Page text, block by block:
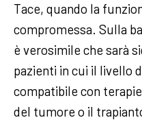
Tace, quando la
compromessa. Sulla
è verosimile che sarà
pazienti in cui il livello
compatibile con
del tumore o il